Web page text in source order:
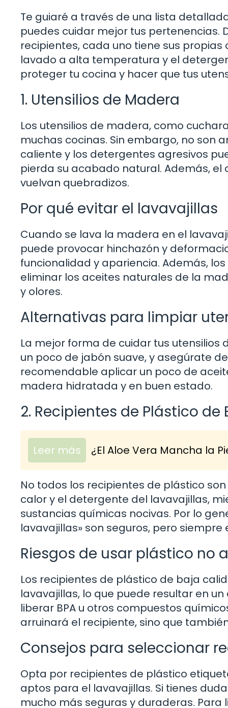
Te guiaré a través de una lista
puedes cuidar mejor tus pertenencias.
recipientes, cada uno tiene sus
lavado a alta temperatura y el
proteger tu cocina y hacer que tus
1. Utensilios de Madera
Los utensilios de madera, como
muchas cocinas. Sin embargo, no son
caliente y los detergentes agresivos
pierda su acabado natural. Además,
vuelvan quebradizos.
Por qué evitar el lavavajillas
Cuando se lava la madera en el
puede provocar hinchazón y
funcionalidad y apariencia. Además,
eliminar los aceites naturales de la
y olores.
Alternativas para limpiar
La mejor forma de cuidar tus utensilios
un poco de jabón suave, y asegúrate
recomendable aplicar un poco de
madera hidratada y en buen estado.
2. Recipientes de Plástico
Leer más ¿El Aloe Vera Mancha la
No todos los recipientes de plástico
calor y el detergente del lavavajillas,
sustancias químicas nocivas. Por lo
lavavajillas» son seguros, pero siempre
Riesgos de usar plástico no
Los recipientes de plástico de baja
lavavajillas, lo que puede resultar en
liberar BPA u otros compuestos
arruinará el recipiente, sino que
Consejos para seleccionar
Opta por recipientes de plástico
aptos para el lavavajillas. Si tienes
mucho más seguras y duraderas.